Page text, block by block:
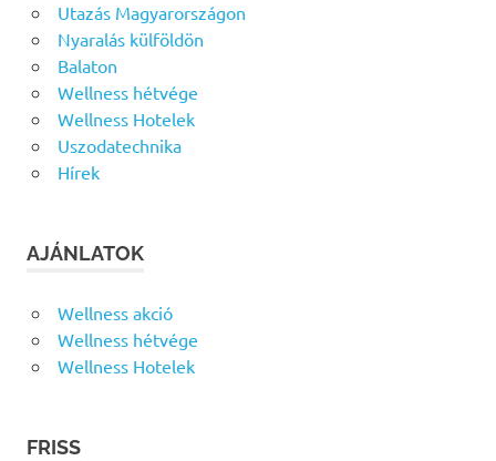
Utazás Magyarországon
Nyaralás külföldön
Balaton
Wellness hétvége
Wellness Hotelek
Uszodatechnika
Hírek
AJÁNLATOK
Wellness akció
Wellness hétvége
Wellness Hotelek
FRISS